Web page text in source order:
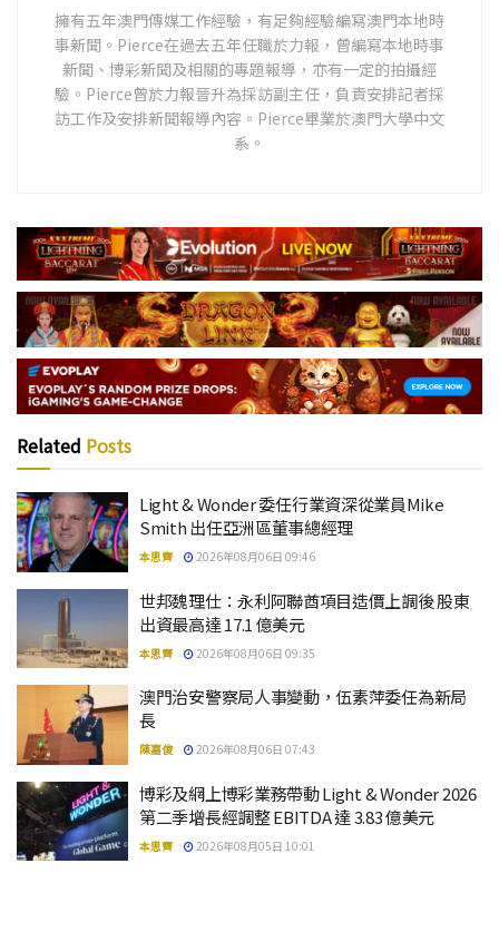
擁有五年澳門傳媒工作經驗，有足夠經驗編寫澳門本地時
事新聞。Pierce在過去五年任職於力報，曾編寫本地時事
新聞、博彩新聞及相關的專題報導，亦有一定的拍攝經
驗。Pierce曾於力報晉升為採訪副主任，負責安排記者採
訪工作及安排新聞報導內容。Pierce畢業於澳門大學中文
系。
Related Posts
Light & Wonder 委任行業資深從業員Mike
Smith 出任亞洲區董事總經理
本思齊 2026年08月06日 09:46
世邦魏理仕：永利阿聯酋項目造價上調後 股東
出資最高達 17.1 億美元
本思齊 2026年08月06日 09:35
澳門治安警察局人事變動，伍素萍委任為新局
長
陳嘉俊 2026年08月06日 07:43
博彩及網上博彩業務帶動 Light & Wonder 2026
第二季增長經調整 EBITDA 達 3.83 億美元
本思齊 2026年08月05日 10:01